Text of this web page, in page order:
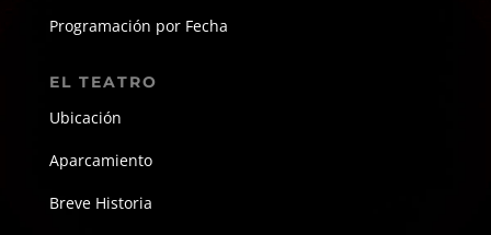
Programación por Fecha
EL TEATRO
Ubicación
Aparcamiento
Breve Historia